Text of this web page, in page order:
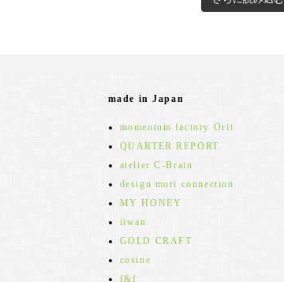
made in Japan
momentum factory Orii
QUARTER REPORT
atelier C-Brain
design mori connection
MY HONEY
iiwan
GOLD CRAFT
cosine
f&f